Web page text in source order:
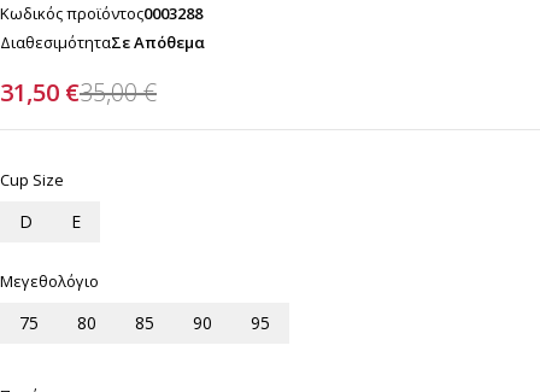
Κωδικός προϊόντος0003288
ΔιαθεσιμότηταΣε Απόθεμα
35,00€
31,50 €
Cup Size
D E
Μεγεθολόγιο
75 80 85 90 95